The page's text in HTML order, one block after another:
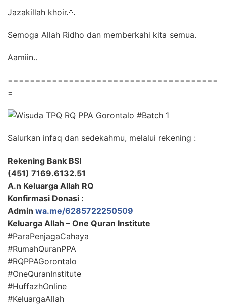
Jazakillah khoir🙏
Semoga Allah Ridho dan memberkahi kita semua.
Aamiin..
======================================
=
Salurkan infaq dan sedekahmu, melalui rekening :
Rekening Bank BSI
(451) 7169.6132.51
A.n Keluarga Allah RQ
Konfirmasi Donasi :
Admin wa.me/6285722250509
Keluarga Allah – One Quran Institute
#ParaPenjagaCahaya
#RumahQuranPPA
#RQPPAGorontalo
#OneQuranInstitute
#HuffazhOnline
#KeluargaAllah